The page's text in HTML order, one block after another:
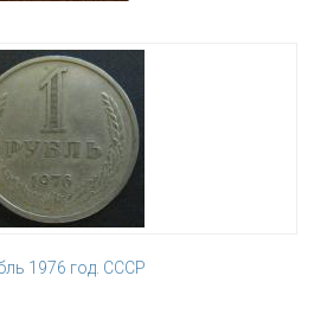
1976 год. СССР